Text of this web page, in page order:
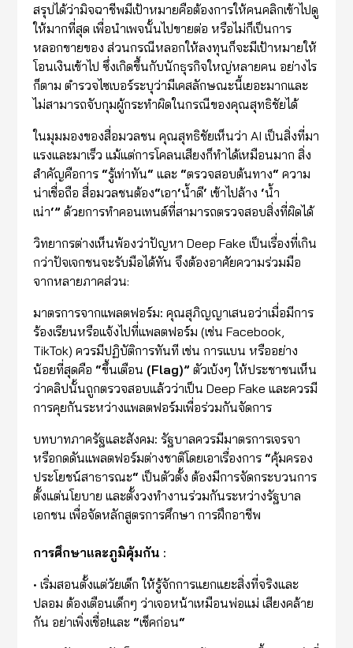
สรุปได้ว่ามิจฉาชีพมีเป้าหมายคือต้องการให้คนคลิกเข้าไปดู
ให้มากที่สุด เพื่อนำเพจนั้นไปขายต่อ หรือไม่ก็เป็นการ
หลอกขายของ ส่วนกรณีหลอกให้ลงทุนก็จะมีเป้าหมายให้
โอนเงินเข้าไป ซึ่งเกิดขึ้นกับนักธุรกิจใหญ่หลายคน อย่างไร
ก็ตาม ตำรวจไซเบอร์ระบุว่ามีเคสลักษณะนี้เยอะมากและ
ไม่สามารถจับกุมผู้กระทำผิดในกรณีของคุณสุทธิชัยได้
ในมุมมองของสื่อมวลชน คุณสุทธิชัยเห็นว่า AI เป็นสิ่งที่มา
แรงและมาเร็ว แม้แต่การโคลนเสียงก็ทำได้เหมือนมาก สิ่ง
สำคัญคือการ “รู้เท่าทัน“ และ “ตรวจสอบต้นทาง“ ความ
น่าเชื่อถือ สื่อมวลชนต้อง“เอา‘น้ำดี‘เข้าไปล้าง ‘น้ำ
เน่า‘” ด้วยการทำคอนเทนต์ที่สามารถตรวจสอบสิ่งที่ผิดได้
วิทยากรต่างเห็นพ้องว่าปัญหา Deep Fake เป็นเรื่องที่เกิน
กว่าปัจเจกชนจะรับมือได้ทัน จึงต้องอาศัยความร่วมมือ
จากหลายภาคส่วน:
มาตรการจากแพลตฟอร์ม: คุณสุภิญญาเสนอว่าเมื่อมีการ
ร้องเรียนหรือแจ้งไปที่แพลตฟอร์ม (เช่น Facebook,
TikTok) ควรมีปฏิบัติการทันที เช่น การแบน หรืออย่าง
น้อยที่สุดคือ “ขึ้นเตือน (Flag)” ตัวเบ้งๆ ให้ประชาชนเห็น
ว่าคลิปนั้นถูกตรวจสอบแล้วว่าเป็น Deep Fake และควรมี
การคุยกันระหว่างแพลตฟอร์มเพื่อร่วมกันจัดการ
บทบาทภาครัฐและสังคม: รัฐบาลควรมีมาตรการเจรจา
หรือกดดันแพลตฟอร์มต่างชาติโดยเอาเรื่องการ “คุ้มครอง
ประโยชน์สาธารณะ“ เป็นตัวตั้ง ต้องมีการจัดกระบวนการ
ตั้งแต่นโยบาย และตั้งวงทำงานร่วมกันระหว่างรัฐบาล
เอกชน เพื่อจัดหลักสูตรการศึกษา การฝึกอาชีพ
การศึกษาและภูมิคุ้มกัน :
• เริ่มสอนตั้งแต่วัยเด็ก ให้รู้จักการแยกแยะสิ่งที่จริงและ
ปลอม ต้องเตือนเด็กๆ ว่าเจอหน้าเหมือนพ่อแม่ เสียงคล้าย
กัน อย่าเพิ่งเชื่อ!และ “เช็คก่อน“